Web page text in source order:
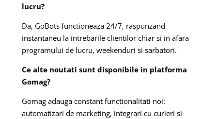
lucru?
Da, GoBots functioneaza 24/7, raspunzand
instantaneu la intrebarile clientilor chiar si in afara
programului de lucru, weekenduri si sarbatori.
Ce alte noutati sunt disponibile in platforma
Gomag?
Gomag adauga constant functionalitati noi:
automatizari de marketing, integrari cu curieri si